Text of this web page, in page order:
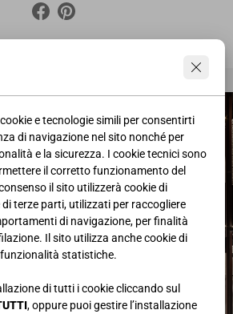
e tecnologie simili per consentirti
di navigazione nel sito nonché per
e la sicurezza. I cookie tecnici sono
il corretto funzionamento del
il sito utilizzerà cookie di
terze parti, utilizzati per raccogliere
di navigazione, per finalità
Il sito utilizza anche cookie di
statistiche.
di tutti i cookie cliccando sul
, oppure puoi gestire l’installazione